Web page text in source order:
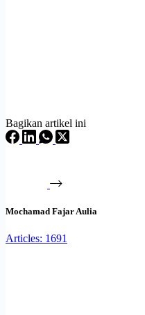
Bagikan artikel ini
Mochamad Fajar Aulia
Articles: 1691